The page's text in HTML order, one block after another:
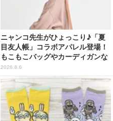
ニャンコ先生がひょっこり♪「夏
目友人帳」コラボアパレル登場！
もこもこバッグやカーディガンな
ど全8型
2026.8.6